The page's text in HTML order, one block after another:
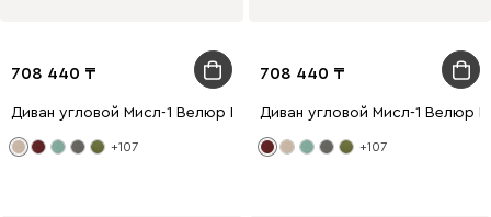
708 440
Диван угловой Мисл-1 Велюр Бежевый
+107
708 440
Диван угловой Мисл-1 Велюр
+107